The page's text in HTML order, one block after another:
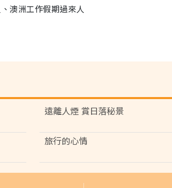
澳洲工作假期過來人
遠離人煙 賞日落秘景
旅行的心情